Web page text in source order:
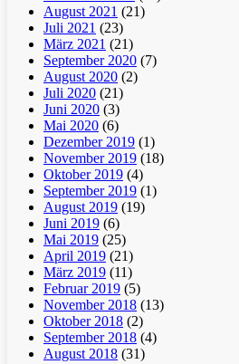
August 2021 (21)
Juli 2021 (23)
März 2021 (21)
September 2020 (7)
August 2020 (2)
Juli 2020 (21)
Juni 2020 (3)
Mai 2020 (6)
Dezember 2019 (1)
November 2019 (18)
Oktober 2019 (4)
September 2019 (1)
August 2019 (19)
Juni 2019 (6)
Mai 2019 (25)
April 2019 (21)
März 2019 (11)
Februar 2019 (5)
November 2018 (13)
Oktober 2018 (2)
September 2018 (4)
August 2018 (31)